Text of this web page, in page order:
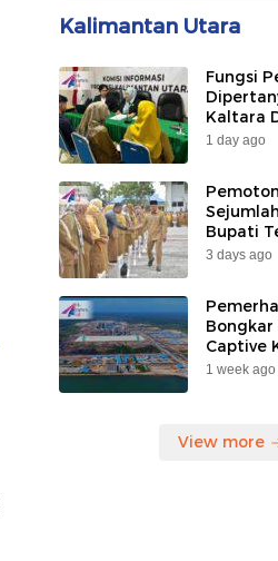
Kalimantan Utara
Fungsi
Kaltara
Awasi
1 day ago
Bupati
3 days ago
Bongkar
Captive
“Industri
1 week ago
View more